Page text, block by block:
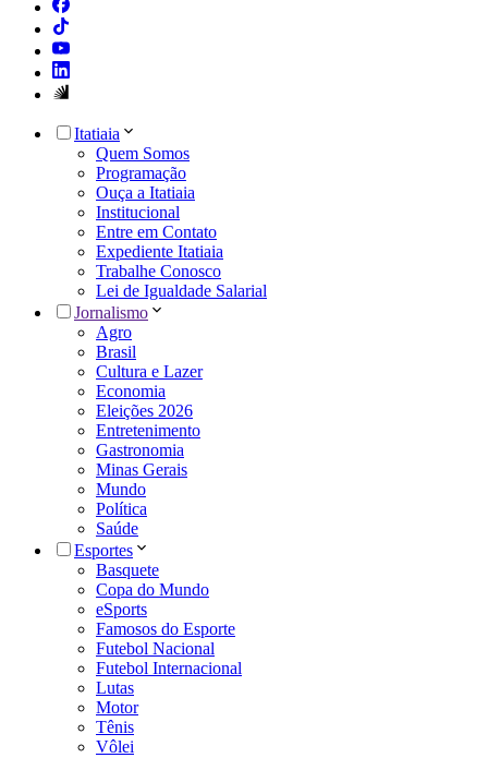
Itatiaia
Quem Somos
Programação
Ouça a Itatiaia
Institucional
Entre em Contato
Expediente Itatiaia
Trabalhe Conosco
Lei de Igualdade Salarial
Jornalismo
Agro
Brasil
Cultura e Lazer
Economia
Eleições 2026
Entretenimento
Gastronomia
Minas Gerais
Mundo
Política
Saúde
Esportes
Basquete
Copa do Mundo
eSports
Famosos do Esporte
Futebol Nacional
Futebol Internacional
Lutas
Motor
Tênis
Vôlei